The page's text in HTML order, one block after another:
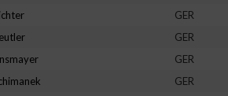
GER
GER
GER
GER